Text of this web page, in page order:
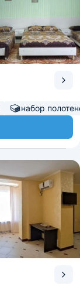
набор